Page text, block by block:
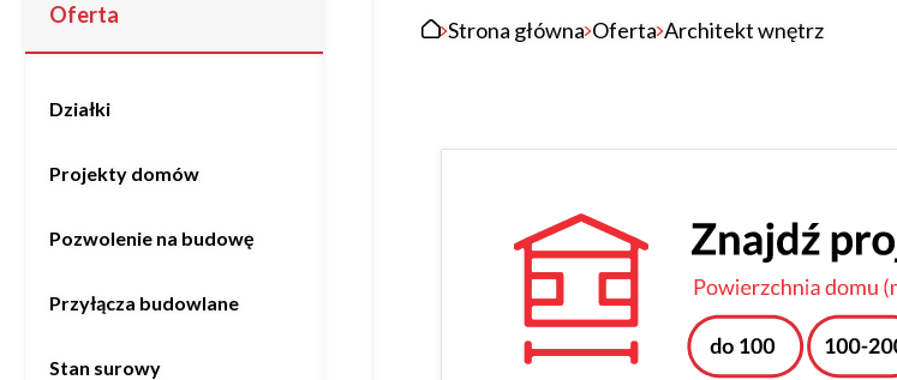
Budowa domu
Rezydencje
Rozbudowa
Oferta
Działki
Projekty domów
Pozwolenie na budowę
Przyłącza budowlane
Stan surowy
Strona główna Oferta Architekt wnętrz